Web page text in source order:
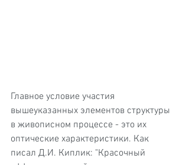
Главное условие участия
вышеуказанных элементов структуры
в живописном процессе - это их
оптические характеристики. Как
писал Д.И. Киплик: "Красочный